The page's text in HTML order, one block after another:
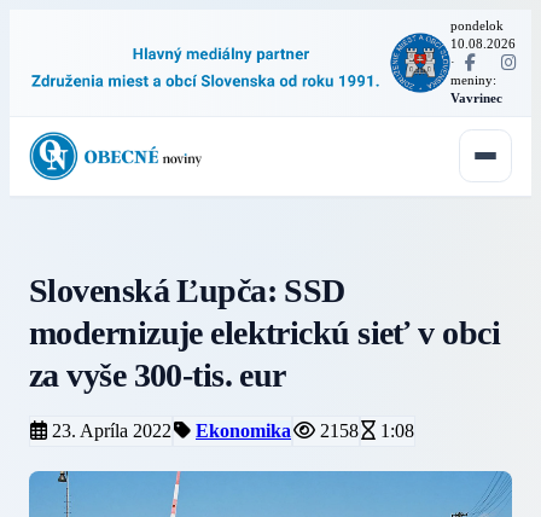
pondelok
10.08.2026
·
meniny:
Vavrinec
Slovenská Ľupča: SSD
modernizuje elektrickú sieť v obci
za vyše 300-tis. eur
23. Apríla 2022 Ekonomika 2158 1:08